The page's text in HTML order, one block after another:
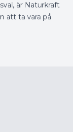
är Naturkraft
att ta vara på